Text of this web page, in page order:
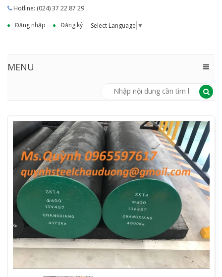
Hotline: (024) 37 22 87 29
Đăng nhập
Đăng ký Select Language ▼
MENU